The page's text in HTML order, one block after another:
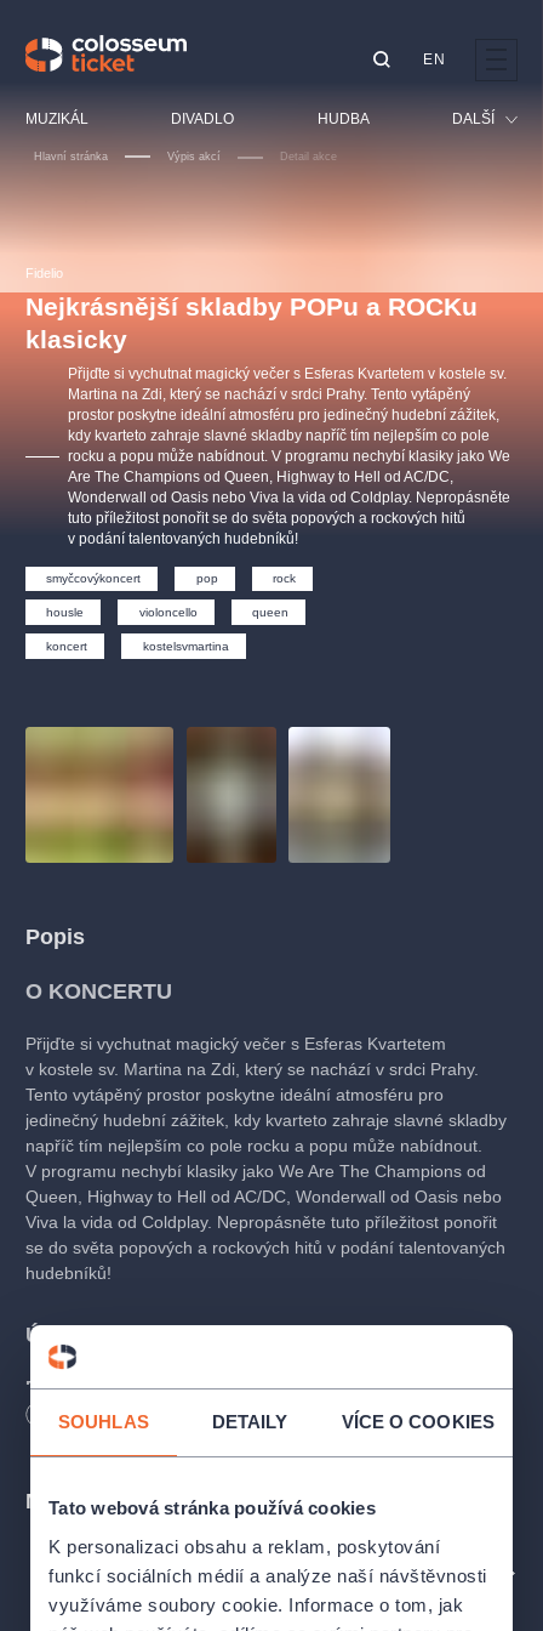
SOUHLAS DETAILY VÍCE O COOKIES
Tato webová stránka používá cookies
K personalizaci obsahu a reklam, poskytování
funkcí sociálních médií a analýze naší návštěvnosti
využíváme soubory cookie. Informace o tom, jak
MUZIKÁL DIVADLO HUDBA DALŠÍ
Prohlídky
Ostatní
EN
Hlavní stránka Výpis akcí Detail akce
Fidelio
Nejkrásnější skladby POPu a ROCKu
klasicky
Přijďte si vychutnat magický večer s Esferas Kvartetem v kostele sv.
Martina na Zdi, který se nachází v srdci Prahy. Tento vytápěný
prostor poskytne ideální atmosféru pro jedinečný hudební zážitek,
kdy kvarteto zahraje slavné skladby napříč tím nejlepším co pole
rocku a popu může nabídnout. V programu nechybí klasiky jako We
Are The Champions od Queen, Highway to Hell od AC/DC,
Wonderwall od Oasis nebo Viva la vida od Coldplay. Nepropásněte
tuto příležitost ponořit se do světa popových a rockových hitů
v podání talentovaných hudebníků!
smyčcovýkoncert pop rock
housle violoncello queen
koncert kostelsvmartina
Popis
O KONCERTU
Přijďte si vychutnat magický večer s Esferas Kvartetem
v kostele sv. Martina na Zdi, který se nachází v srdci Prahy.
Tento vytápěný prostor poskytne ideální atmosféru pro
jedinečný hudební zážitek, kdy kvarteto zahraje slavné skladby
napříč tím nejlepším co pole rocku a popu může nabídnout.
V programu nechybí klasiky jako We Are The Champions od
Queen, Highway to Hell od AC/DC, Wonderwall od Oasis nebo
Viva la vida od Coldplay. Nepropásněte tuto příležitost ponořit
se do světa popových a rockových hitů v podání talentovaných
hudebníků!
Účinkují
Esferas Kvarteto:
I. housle -Ivana Morysová, II. housle - Nikola Mikešová,
Program
QUEEN - We are the Champions
QUEEN - Show must go on
LED ZEPPELIN - Kashmir
Délka 65 minut
Místa
PROFIL POŘADATELE FIDELIO
OBYČEJNÁ HOLKA
Agentura 44, s.r.o.
s.r.o.
Ostatní hledají
muzikálypraha
Nejnavštěvovanější
muzikálypraha divadlopraha
filmováhudba státníopera rudolfinum
národnídivadlo činohra